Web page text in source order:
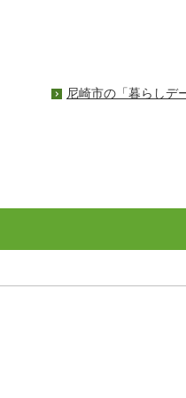
尼崎市の「暮らしデ